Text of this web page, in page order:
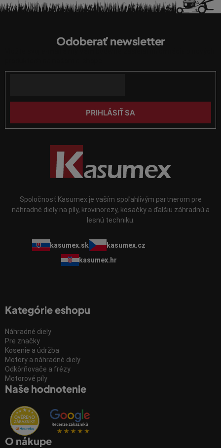
r
y
s
u
t
Spoločnosť Kasumex je vaším spoľahlivým partnerom pre
náhradné diely na píly, krovinorezy, kosačky a ďalšiu záhradnú a
lesnú techniku.
kasumex.sk
kasumex.cz
kasumex.hr
Kategórie eshopu
Náhradné diely
Pre značky
Kosenie a údržba
Motory a náhradné diely
Odkôrňovače a frézy
Motorové píly
Naše hodnotenie
O nákupe
Odoberať newsletter
PRIHLÁSIŤ SA